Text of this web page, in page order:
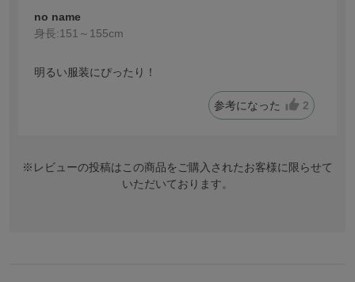
no name
身長:151～155cm
明るい服装にぴったり！
参考になった 2
※レビューの投稿はこの商品をご購入されたお客様に限らせて
いただいております。